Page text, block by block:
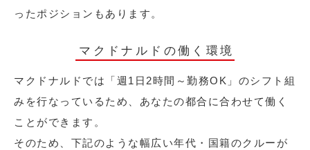
ったポジションもあります。
マクドナルドの働く環境
マクドナルドでは「週1日2時間～勤務OK」のシフト組
みを行なっているため、あなたの都合に合わせて働く
ことができます。
そのため、下記のような幅広い年代・国籍のクルーが